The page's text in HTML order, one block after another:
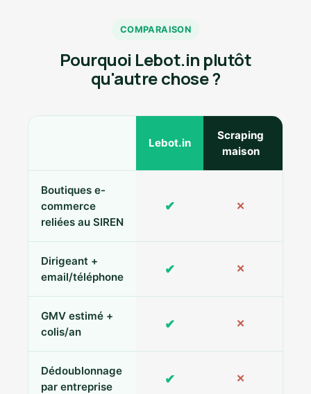
COMPARAISON
Pourquoi Lebot.in plutôt
qu'autre chose ?
Lebot.in
Scraping
maison
Boutiques e-
commerce
reliées au SIREN
✔ ✕
Dirigeant +
email/téléphone
✔ ✕
GMV estimé +
colis/an
✔ ✕
Dédoublonnage
par entreprise
✔ ✕